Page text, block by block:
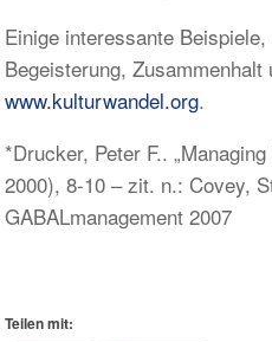
Einige interessante
Begeisterung,
www.kulturwandel.org.
*Drucker, Peter F..
2000), 8-10 – zit. n.: Covey,
GABALmanagement 2007
Teilen mit: